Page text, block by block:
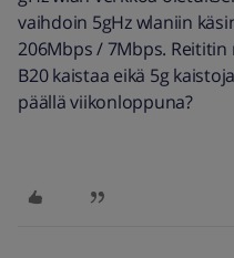
vaihdoin 5gHz wlaniin
206Mbps / 7Mbps.
B20 kaistaa eikä 5g
päällä viikonloppuna?